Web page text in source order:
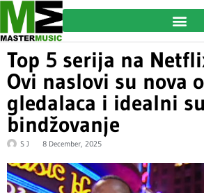
Top 5 serija na
Ovi naslovi su nova
gledalaca i idealni
bindžovanje
S J 8 December, 2025